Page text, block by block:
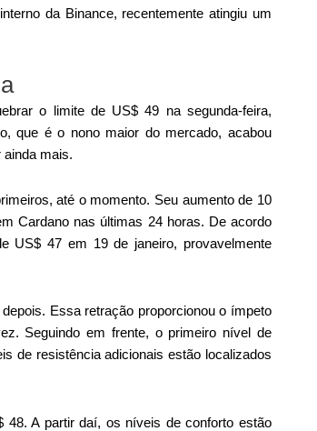
da Binance, recentemente atingiu um
o limite de US$ 49 na segunda-feira,
que é o nono maior do mercado, acabou
ainda mais.
até o momento. Seu aumento de 10
Cardano nas últimas 24 horas. De acordo
US$ 47 em 19 de janeiro, provavelmente
Essa retração proporcionou o ímpeto
Seguindo em frente, o primeiro nível de
de resistência adicionais estão localizados
48. A partir daí, os níveis de conforto estão